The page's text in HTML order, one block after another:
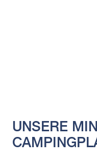
UNSERE